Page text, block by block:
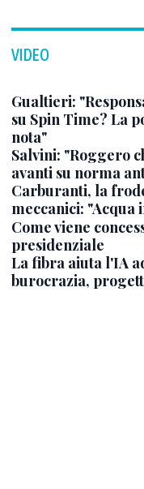
VIDEO
Gualtieri:
su Spin Time? La
nota"
Salvini: "Roggero
avanti su norma
Carburanti, la
meccanici: "Acqua
Come viene
presidenziale
La fibra aiuta l'IA
burocrazia,